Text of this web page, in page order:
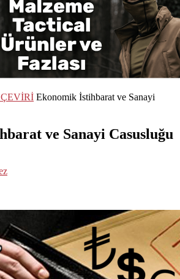
Ekonomik İstihbarat ve Sanayi
ve Sanayi Casusluğu